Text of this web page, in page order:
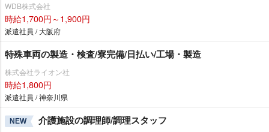
WDB株式会社
時給1,700円～1,900円
派遣社員 / 大阪府
特殊車両の製造・検査/寮完備/日払い/工場・製造
株式会社ライオン社
時給1,800円
派遣社員 / 神奈川県
NEW 介護施設の調理師/調理スタッフ